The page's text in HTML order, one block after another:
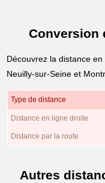
Conversion
Découvrez la distance
Neuilly-sur-Seine et
Type de distance
Distance en ligne droite
Distance par la route
Autres